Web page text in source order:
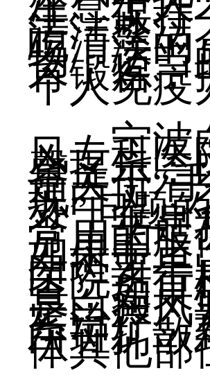
生，保持
清洁整洁
吃清淡的
物，适当
育锻炼，
个人免疫
宁波
风专科医
馨提示：
是关于“
现白斑怎
办”问题
答，手是
常用的肢
如果手上
白斑要早
医院进行
查，如果
是白癜风
紧治疗，
白斑扩散
体其他部